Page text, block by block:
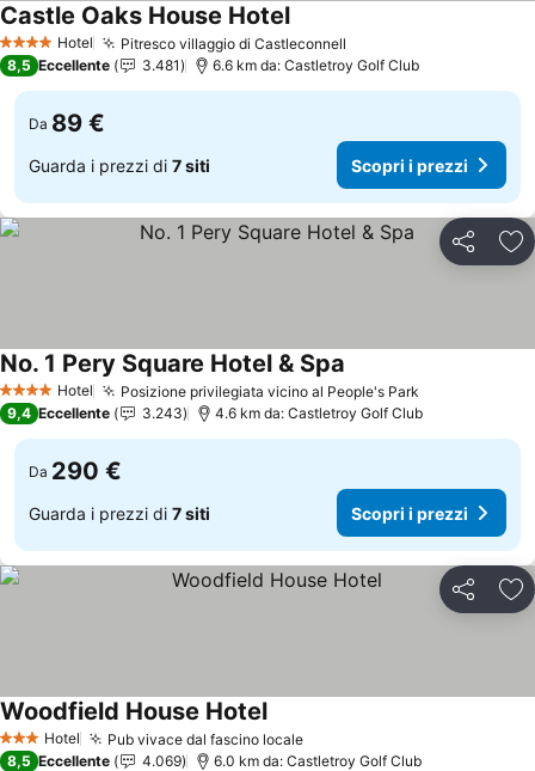
4 Stelle Hotel Pitresco villaggio di Castleconnell
Castle Oaks House HotelScopri i prezzi
8,5 Eccellente 3.481 6.6 km da: Castletroy Golf Club
Da 89 €
Guarda i prezzi di 7 siti Scopri i prezzi
Condividi
4 Stelle Hotel Posizione privilegiata vicino al People's Park
No. 1 Pery Square Hotel & Spa
9,4 Eccellente 3.243 4.6 km da: Castletroy Golf Club
Da 290 €
Guarda i prezzi di 7 siti Scopri i prezzi
Condividi
3 StelleHotel Pub vivace dal fascino localeScopri i prezzi
Woodfield House HotelScopri i prezzi
8,5 Eccellente 4.069 6.0 km da: Castletroy Golf Club